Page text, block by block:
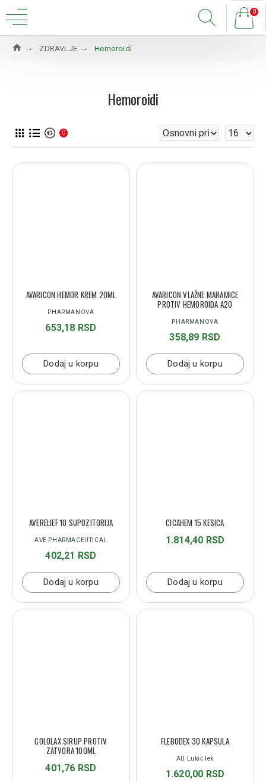
0
ZDRAVLJE Hemoroidi
Hemoroidi
0
PHARMANOVA
AVARICON HEMOR KREM 20ML
653,18 RSD
Dodaj u korpu
PHARMANOVA
AVARICON VLAŽNE MARAMICE
PROTIV HEMOROIDA A20
358,89 RSD
Dodaj u korpu
AVE PHARMACEUTICAL
AVERELIEF 10 SUPOZITORIJA
402,21 RSD
Dodaj u korpu
CICAHEM 15 KESICA
1.814,40 RSD
Dodaj u korpu
COLOLAX SIRUP PROTIV
ZATVORA 100ML
401,76 RSD
AU Lukić lek
FLEBODEX 30 KAPSULA
1.620,00 RSD